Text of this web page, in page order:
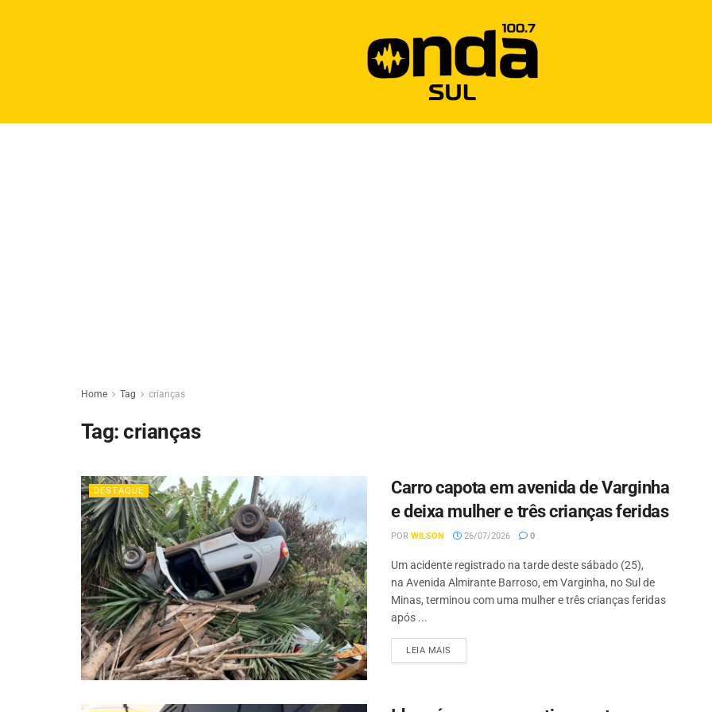
Home Tag crianças
Tag:crianças
DESTAQUE
Carro capota em avenida de Varginha
e deixa mulher e três crianças feridas
POR WILSON 26/07/2026 0
Um acidente registrado na tarde deste sábado (25),
na Avenida Almirante Barroso, em Varginha, no Sul de
Minas, terminou com uma mulher e três crianças feridas
após ...
LEIA MAIS